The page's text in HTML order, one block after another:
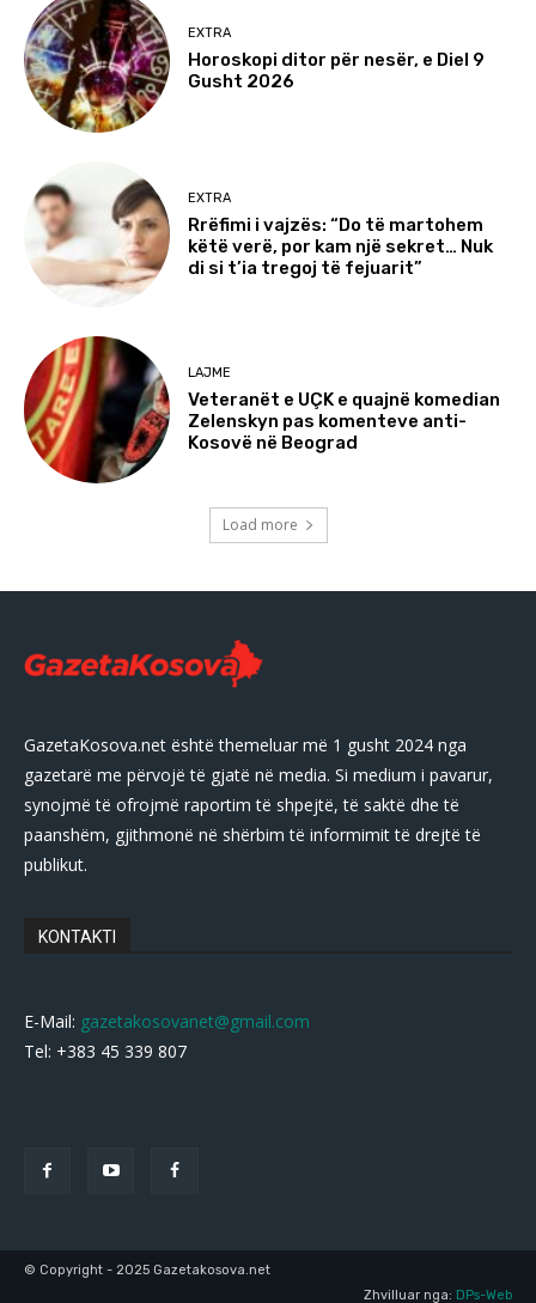
EXTRA
Horoskopi ditor për nesër, e Diel 9
Gusht 2026
EXTRA
Rrëfimi i vajzës: “Do të martohem
këtë verë, por kam një sekret… Nuk
di si t’ia tregoj të fejuarit”
LAJME
Veteranët e UÇK e quajnë komedian
Zelenskyn pas komenteve anti-
Kosovë në Beograd
Load more
GazetaKosova.net është themeluar më 1 gusht 2024 nga
gazetarë me përvojë të gjatë në media. Si medium i pavarur,
synojmë të ofrojmë raportim të shpejtë, të saktë dhe të
paanshëm, gjithmonë në shërbim të informimit të drejtë të
publikut.
KONTAKTI
E-Mail: gazetakosovanet@gmail.com
Tel: +383 45 339 807
© Copyright - 2025 Gazetakosova.net
Zhvilluar nga: DPs-Web